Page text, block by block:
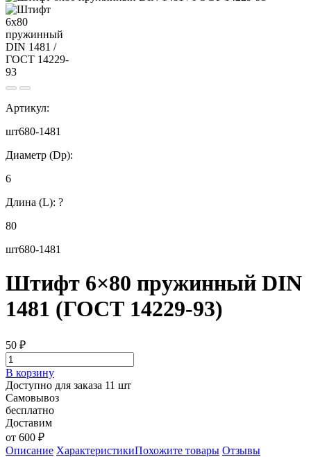
Артикул:
шт680-1481
Диаметр (Dp):
6
Длина (L): ?
80
шт680-1481
Штифт 6×80 пружинный DIN
1481 (ГОСТ 14229-93)
50 ₽
В корзину
Доступно для заказа 11 шт
Самовывоз
бесплатно
Доставим
от 600 ₽
Описание ХарактеристикиПохожите товары Отзывы